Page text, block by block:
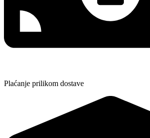
Plaćanje prilikom dostave